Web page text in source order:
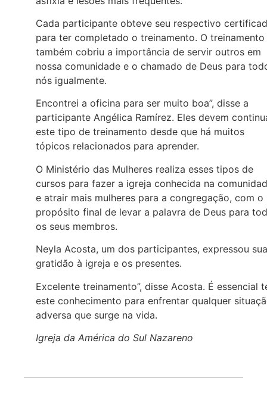
Cada participante obteve seu respectivo
para ter completado o treinamento. O treinamento
também cobriu a importância de servir outros em
nossa comunidade e o chamado de Deus para
nós igualmente.
Encontrei a oficina para ser muito boa”, disse a
participante Angélica Ramírez. Eles devem
este tipo de treinamento desde que há muitos
tópicos relacionados para aprender.
O Ministério das Mulheres realiza esses tipos de
cursos para fazer a igreja conhecida na
e atrair mais mulheres para a congregação, com o
propósito final de levar a palavra de Deus para
os seus membros.
Neyla Acosta, um dos participantes, expressou sua
gratidão à igreja e os presentes.
Excelente treinamento”, disse Acosta. É essencial
este conhecimento para enfrentar qualquer
adversa que surge na vida.
Igreja da América do Sul Nazareno